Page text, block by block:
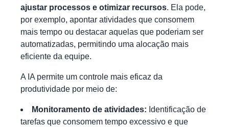
ajustar processos e otimizar recursos. Ela pode,
por exemplo, apontar atividades que consomem
mais tempo ou destacar aquelas que poderiam ser
automatizadas, permitindo uma alocação mais
eficiente da equipe.
A IA permite um controle mais eficaz da
produtividade por meio de:
Monitoramento de atividades: Identificação de
tarefas que consomem tempo excessivo e que